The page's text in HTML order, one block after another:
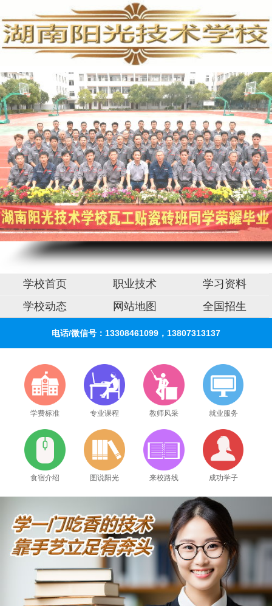
电脑维修培训,手机维修培训,安防监控培训
学校首页 职业技术
学习资料
学校动态
网站地图 全国招生
电话/微信号：13308461099，13807313137
学费标准 专业课程 教师风采 就业服务
食宿介绍 图说阳光 来校路线 成功学子
2026年8月7号_山东济南潘同学（153****9036）报名学习电脑维修培训班
2026年8月7号_山东济南周同学（132****4167）报名学习电脑维修培训班
2026年8月7号_湖北武汉潘同学（184****3298）报名学习电脑维修培训班